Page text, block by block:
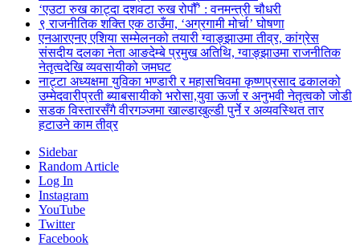
‘एउटा रुख काट्दा दशवटा रुख रोपौँ’ : वनमन्त्री चौधरी
९ राजनीतिक शक्ति एक ठाउँमा, ‘अग्रगामी मोर्चा’ घोषणा
एनआरएनए एशिया सम्मेलनको तयारी ग्वाङ्झाउमा तीव्र, कांग्रेस
संसदीय दलका नेता आङदेम्बे प्रमुख अतिथि, ग्वाङ्झाउमा राजनीतिक
नेतृत्वदेखि व्यवसायीको जमघट
नाट्टा अध्यक्षमा युविका भण्डारी र महासचिवमा कृष्णप्रसाद ढकालको
उम्मेदवारीप्रती ब्याबसायीको भरोसा,युवा ऊर्जा र अनुभवी नेतृत्वको जोडी
सडक विस्तारसँगै वीरगञ्जमा खाल्डाखुल्डी पुर्ने र अव्यवस्थित तार
हटाउने काम तीव्र
Sidebar
Random Article
Log In
Instagram
YouTube
Twitter
Facebook